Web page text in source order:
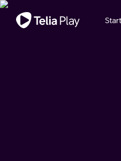
Viktigt meddelande
Start